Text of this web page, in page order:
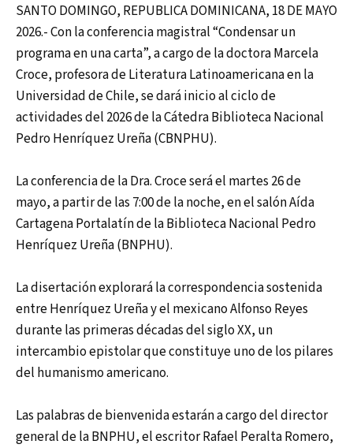
SANTO DOMINGO, REPUBLICA DOMINICANA, 18 DE MAYO
2026.- Con la conferencia magistral “Condensar un
programa en una carta”, a cargo de la doctora Marcela
Croce, profesora de Literatura Latinoamericana en la
Universidad de Chile, se dará inicio al ciclo de
actividades del 2026 de la Cátedra Biblioteca Nacional
Pedro Henríquez Ureña (CBNPHU).
La conferencia de la Dra. Croce será el martes 26 de
mayo, a partir de las 7:00 de la noche, en el salón Aída
Cartagena Portalatín de la Biblioteca Nacional Pedro
Henríquez Ureña (BNPHU).
La disertación explorará la correspondencia sostenida
entre Henríquez Ureña y el mexicano Alfonso Reyes
durante las primeras décadas del siglo XX, un
intercambio epistolar que constituye uno de los pilares
del humanismo americano.
Las palabras de bienvenida estarán a cargo del director
general de la BNPHU, el escritor Rafael Peralta Romero,